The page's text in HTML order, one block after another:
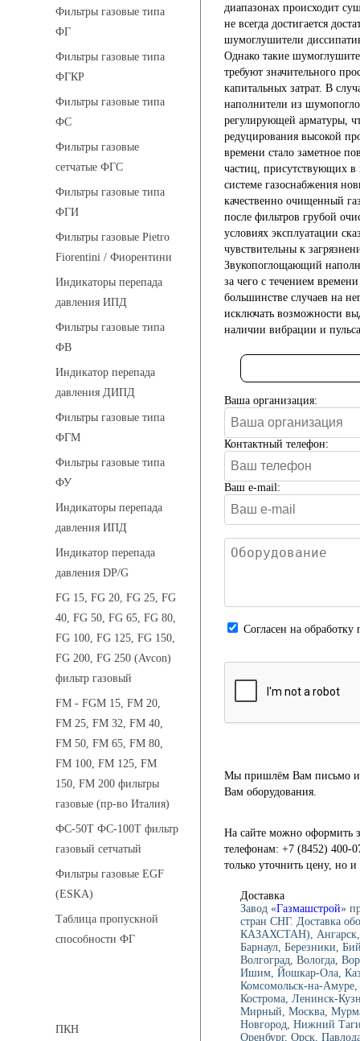
Фильтры газовые типа
ФГ
Фильтры газовые типа
ФГКР
Фильтры газовые типа
ФС
Фильтры газовые
сетчатые ФГС
Фильтры газовые типа
ФГИ
Фильтры газовые Pietro
Fiorentini / Фиорентини
Индикаторы перепада
давления ИПД
Фильтры газовые типа
ФВ
Индикатор перепада
давления ДИПД
Фильтры газовые типа
ФГМ
Фильтры газовые типа
ФУ
Индикаторы перепада
давления ИПД
Индикатор перепада
давления DP/G
FG 15, FG 20, FG 25, FG
40, FG 50, FG 65, FG 80,
FG 100, FG 125, FG 150,
FG 200, FG 250 (Avcon)
фильтр газовый
FM - FGM 15, FM 20,
FM 25, FM 32, FM 40,
FM 50, FM 65, FM 80,
FM 100, FM 125, FM
150, FM 200 фильтры
газовые (пр-во Италия)
ФС-50Т ФС-100Т фильтр
газовый сетчатый
Фильтры газовые EGF
(ESKA)
Таблица пропускной
способности ФГ
ПКН
диапазонах происходит
не всегда достигается
шумоглушители
Однако такие
требуют значительного
капитальных затрат. В
наполнители из
регулирующей арматуры,
редуцирования высокой
времени стало заметное
частиц, присутствующих в
системе газоснабжения
качественно очищенный
после фильтров грубой
условиях эксплуатации
чувствительны к
Звукопоглощающий
за чего с течением
большинстве случаев на
исключать возможности
наличии вибрации и
Ваша организация:
Контактный телефон:
Ваш e-mail:
Cогласен на
Мы пришлём Вам письмо и
Вам оборудования.
На сайте можно оформить
телефонам: +7 (8452) 400-
только уточнить цену, но
Доставка
Завод «Газмашстрой»
стран СНГ. Доставка
КАЗАХСТАН), Ангарск,
Барнаул, Березники,
Волгоград, Вологда,
Ишим, Йошкар-Ола,
Комсомольск-на-
Кострома, Ленинск-
Мирный, Москва,
Новгород, Нижний
Оренбург, Орск,